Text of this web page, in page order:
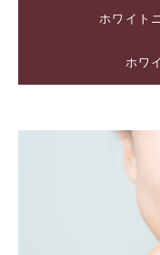
ホワイト
ホワ